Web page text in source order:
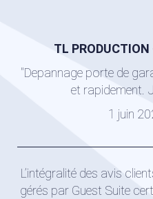
TL
"Depannage porte de
et rapidement.
1 juin
L’intégralité des avis
gérés par Guest Suite